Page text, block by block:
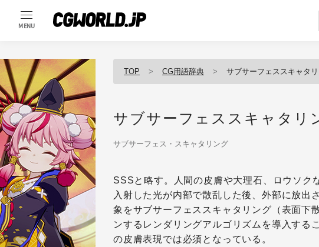
MENU
TOP CG用語辞典 サブサーフェススキャタ
サブサーフェススキャタリ
サブサーフェス・スキャタリング
SSSと略す。人間の皮膚や大理石、ロウソク
入射した光が内部で散乱した後、外部に放出
象をサブサーフェススキャタリング（表面下
ンするレンダリングアルゴリズムを導入する
の皮膚表現では必須となっている。